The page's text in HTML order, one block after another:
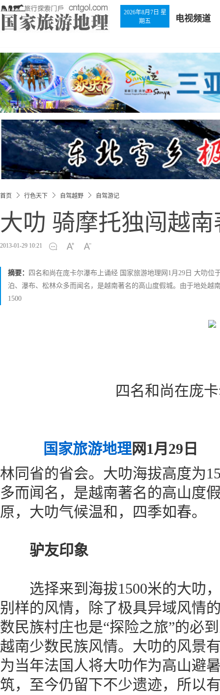
2026年8月7日 星
期五
电视频道
首页 行色天下 自驾越野 自驾游记
大叻 骑摩托独闯越
2013-01-29 10:21
摘要：
四名和尚在庞卡尔瀑布上诵经 国家旅游地理网1月29日 大叻
泊、瀑布、松林众多而闻名，是越南著名的高山度假城。由于地处
1500
四名和尚在庞
国家旅游地理网1月29日
林同省的省会。大叻海拔高度为
多而闻名，是越南著名的高山度
原，大叻气候温和，四季如春。
驴友印象
选择来到海拔1500米的大叻，
别样的风情，除了极具异域风情
数民族村庄也是“探险之旅”的必
越南少数民族风情。大叻的风景
为当年法国人将大叻作为高山避
筑，至今仍留下不少遗迹，所以